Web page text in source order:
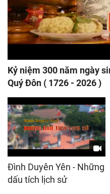
Kỷ niệm 300 năm ngày
Quý Đôn ( 1726 - 2026 )
Đình Duyên Yên - Những
dấu tích lịch sử